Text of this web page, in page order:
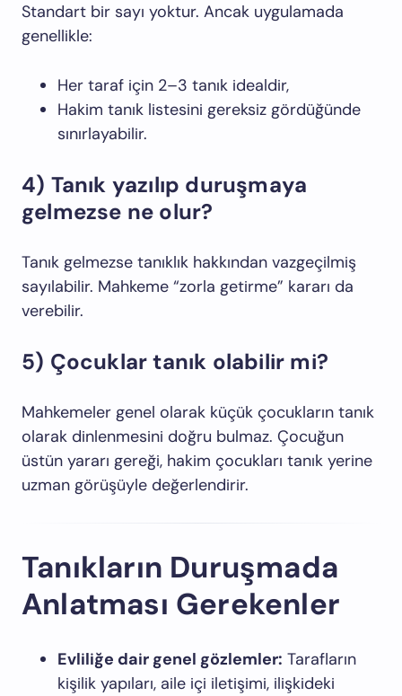
Standart bir sayı yoktur. Ancak uygulamada
genellikle:
Her taraf için 2–3 tanık idealdir,
Hakim tanık listesini gereksiz gördüğünde
sınırlayabilir.
4) Tanık yazılıp duruşmaya
gelmezse ne olur?
Tanık gelmezse tanıklık hakkından vazgeçilmiş
sayılabilir. Mahkeme “zorla getirme” kararı da
verebilir.
5) Çocuklar tanık olabilir mi?
Mahkemeler genel olarak küçük çocukların tanık
olarak dinlenmesini doğru bulmaz. Çocuğun
üstün yararı gereği, hakim çocukları tanık yerine
uzman görüşüyle değerlendirir.
Tanıkların Duruşmada
Anlatması Gerekenler
Evliliğe dair genel gözlemler: Tarafların
kişilik yapıları, aile içi iletişimi, ilişkideki